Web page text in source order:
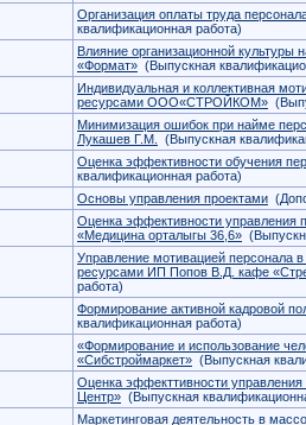
Организация оплаты труда
квалификационная работа)
Влияние организационной
«Формат» (Выпускная
Индивидуальная и коллективная
ресурсами ООО«СТРОЙКОМ»
Минимизация ошибок при найме
Лукашев Г.М.
(Выпускная
Оценка эффективности обучения
квалификационная работа)
Основы управления проектами
Оценка эффективности управления
«Медицина орталыгы 36,6»
Управление мотивацией персонала
ресурсами ИП Попов В.Д. кафе
работа)
Формирование активной кадровой
квалификационная работа)
«Формирование и использование
«Сибстроймаркет» (Выпускная
Оценка эффекттивности
Центр» (Выпускная
Маркетинговая деятельность в